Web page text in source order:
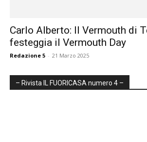
Carlo Alberto: Il Vermouth di
festeggia il Vermouth Day
Redazione 5 - 21 Marzo 2025
– Rivista IL FUORICASA numero 4 –